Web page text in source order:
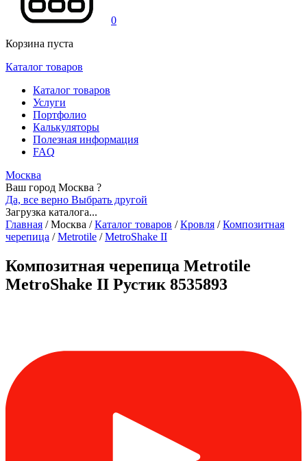
0
Корзина пуста
Каталог товаров
Каталог товаров
Услуги
Портфолио
Калькуляторы
Полезная информация
FAQ
Москва
Ваш город Москва ?
Да, все верно Выбрать другой
Загрузка каталога...
Главная /Москва / Каталог товаров / Кровля / Композитная
черепица / Metrotile / MetroShake II
Композитная черепица Metrotile
MetroShake II Рустик 8535893